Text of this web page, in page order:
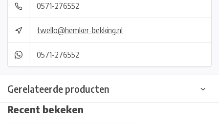
0571-276552
twello@hemker-bekking.nl
0571-276552
Gerelateerde producten
Recent bekeken